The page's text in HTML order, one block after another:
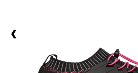
Outdoor
Casual παπούτσια